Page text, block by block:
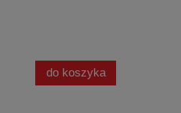
do koszyka